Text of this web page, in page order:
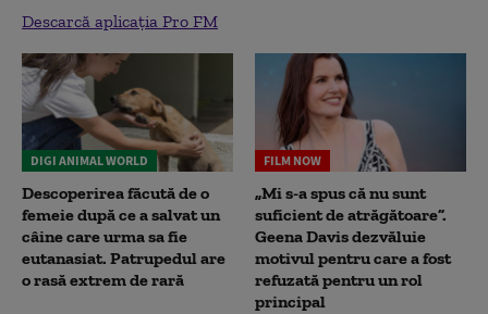
Descarcă aplicația Pro FM
DIGI ANIMAL WORLD
Descoperirea făcută de o
femeie după ce a salvat un
câine care urma sa fie
eutanasiat. Patrupedul are
o rasă extrem de rară
FILM NOW
„Mi s-a spus că nu sunt
suficient de atrăgătoare”.
Geena Davis dezvăluie
motivul pentru care a fost
refuzată pentru un rol
principal